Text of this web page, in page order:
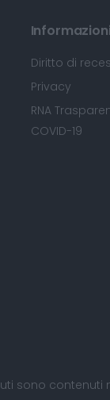
Diritto di
Privacy
RNA
COVID-19
sono contenuti